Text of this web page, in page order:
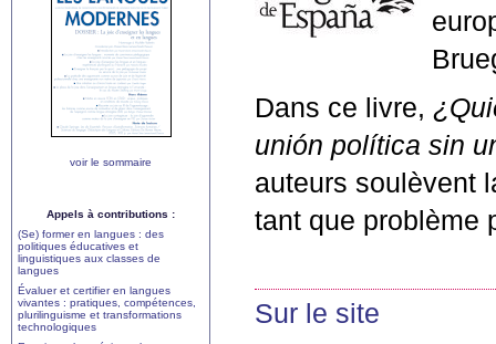
Dans ce livre,
unión política sin
auteurs soulèvent
tant que problème
Sur le site
voir le sommaire
Appels à contributions :
(Se) former en langues : des
politiques éducatives et
linguistiques aux classes de
langues
Évaluer et certifier en langues
vivantes : pratiques, compétences,
plurilinguisme et transformations
technologiques